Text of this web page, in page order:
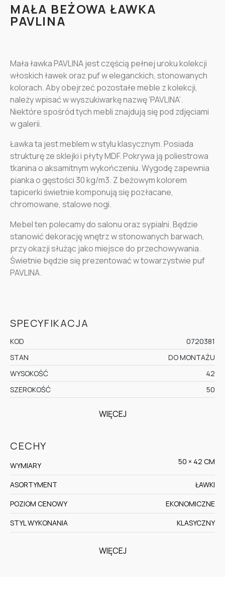
MAŁA BEŻOWA ŁAWKA
PAVLINA
Mała ławka PAVLINA jest częścią pełnej uroku kolekcji
włoskich ławek oraz puf w eleganckich, stonowanych
kolorach. Aby obejrzeć pozostałe meble z kolekcji,
należy wpisać w wyszukiwarkę nazwę ‘PAVLINA’.
Niektóre spośród tych mebli znajdują się pod zdjęciami
w galerii.
Ławka ta jest meblem w stylu klasycznym. Posiada
strukturę ze sklejki i płyty MDF. Pokrywa ją poliestrowa
tkanina o aksamitnym wykończeniu. Wygodę zapewnia
pianka o gęstości 30 kg/m3. Z beżowym kolorem
tapicerki świetnie komponują się pozłacane,
chromowane, stalowe nogi.
Mebel ten polecamy do salonu oraz sypialni. Będzie
stanowić dekorację wnętrz w stonowanych barwach,
przy okazji służąc jako miejsce do przechowywania.
Świetnie będzie się prezentować w towarzystwie puf
PAVLINA.
SPECYFIKACJA
KOD
0720381
STAN
DO MONTAŻU
WYSOKOŚĆ
42
SZEROKOŚĆ
50
WIĘCEJ
CECHY
WYMIARY 50 × 42 CM
ASORTYMENT
ŁAWKI
POZIOM CENOWY
EKONOMICZNE
STYL WYKONANIA
KLASYCZNY
WIĘCEJ